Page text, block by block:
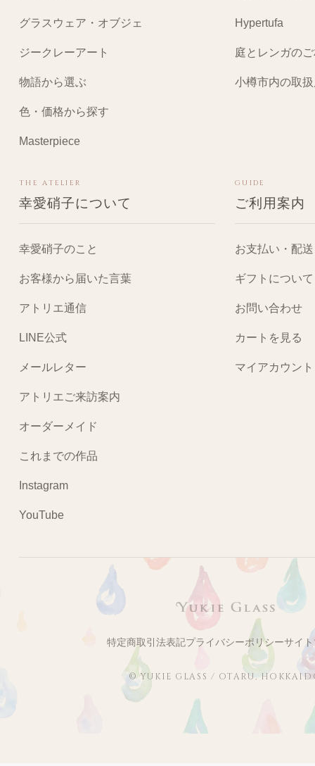
グラスウェア・オブジェ
ジークレーアート
物語から選ぶ
色・価格から探す
Masterpiece
Hypertufa
庭とレンガの
小樽市内の取
THE ATELIER
幸愛硝子について
幸愛硝子のこと
お客様から届いた言葉
アトリエ通信
LINE公式
メールレター
アトリエご来訪案内
オーダーメイド
これまでの作品
Instagram
YouTube
GUIDE
ご利用案内
お支払い・配送
ギフトについて
お問い合わせ
カートを見る
マイアカウント
特定商取引法表記プライバシーポリシーサイ
© YUKIE GLASS / OTARU,